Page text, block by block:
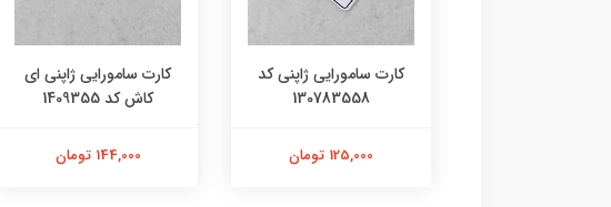
کارت سامورایی ژاپنی ای
کاش کد 1409355
144,000 تومان
کارت سامورایی فابریکی
هوندا کد 314680726
168,000 تومان